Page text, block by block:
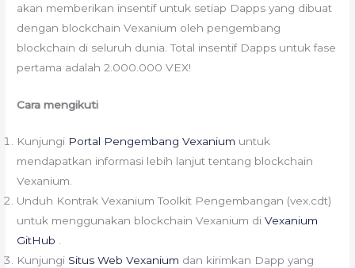
akan memberikan insentif untuk setiap Dapps yang dibuat
dengan blockchain Vexanium oleh pengembang
blockchain di seluruh dunia. Total insentif Dapps untuk fase
pertama adalah 2.000.000 VEX!
Cara mengikuti
Kunjungi Portal Pengembang Vexanium untuk
mendapatkan informasi lebih lanjut tentang blockchain
Vexanium.
Unduh Kontrak Vexanium Toolkit Pengembangan (vex.cdt)
untuk menggunakan blockchain Vexanium diVexanium
GitHub .
Kunjungi Situs Web Vexanium dan kirimkan Dapp yang